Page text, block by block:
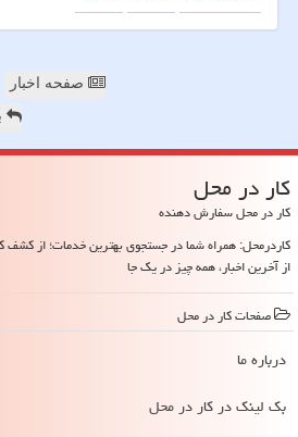
صفحه اخبار
كار در محل
کار در محل سفارش دهنده
کاردرمحل: همراه شما در جستجوی بهترین خدمات؛ از کشف
از آخرین اخبار، همه چیز در یک جا
صفحات كار در محل
درباره ما
بک لینک در كار در محل